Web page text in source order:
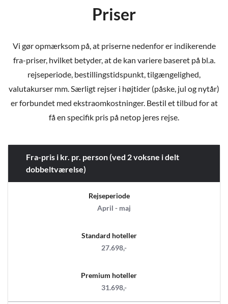
Priser
Vi gør opmærksom på, at priserne nedenfor er indikerende
fra-priser, hvilket betyder, at de kan variere baseret på bl.a.
rejseperiode, bestillingstidspunkt, tilgængelighed,
valutakurser mm. Særligt rejser i højtider (påske, jul og nytår)
er forbundet med ekstraomkostninger. Bestil et tilbud for at
få en specifik pris på netop jeres rejse.
Fra-pris i kr. pr. person (ved 2 voksne i delt
dobbeltværelse)
Rejseperiode
April - maj
Standard hoteller
27.698,-
Premium hoteller
31.698,-